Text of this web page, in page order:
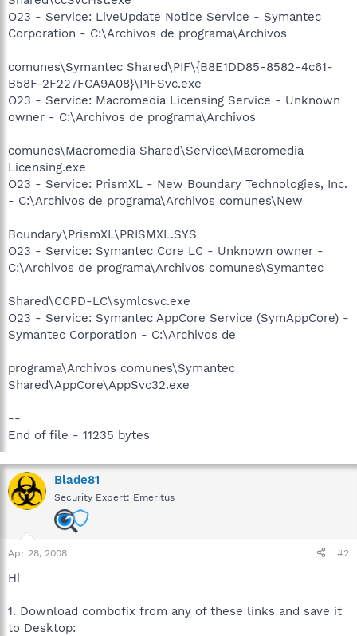
O23 - Service: LiveUpdate Notice Service - Symantec
Corporation - C:\Archivos de programa\Archivos
comunes\Symantec Shared\PIF\{B8E1DD85-8582-4c61-
B58F-2F227FCA9A08}\PIFSvc.exe
O23 - Service: Macromedia Licensing Service - Unknown
owner - C:\Archivos de programa\Archivos
comunes\Macromedia Shared\Service\Macromedia
Licensing.exe
O23 - Service: PrismXL - New Boundary Technologies, Inc.
- C:\Archivos de programa\Archivos comunes\New
Boundary\PrismXL\PRISMXL.SYS
O23 - Service: Symantec Core LC - Unknown owner -
C:\Archivos de programa\Archivos comunes\Symantec
Shared\CCPD-LC\symlcsvc.exe
O23 - Service: Symantec AppCore Service (SymAppCore) -
Symantec Corporation - C:\Archivos de
programa\Archivos comunes\Symantec
Shared\AppCore\AppSvc32.exe
--
End of file - 11235 bytes
Blade81
Security Expert: Emeritus
Apr 28, 2008 #2
Hi
1. Download combofix from any of these links and save it
to Desktop: